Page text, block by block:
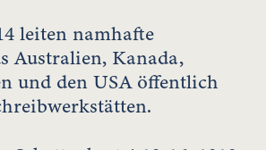
leiten namhafte
Australien, Kanada,
und den USA öffentlich